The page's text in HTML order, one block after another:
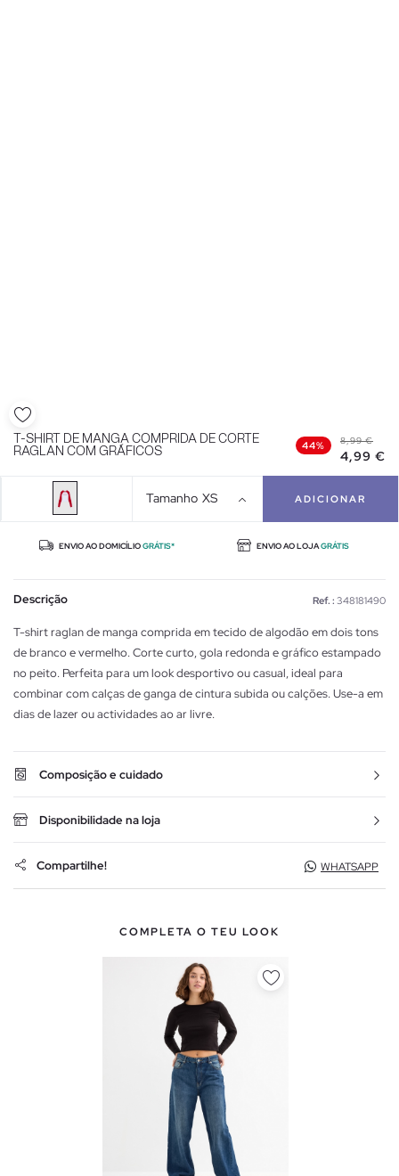
T-SHIRT DE MANGA COMPRIDA DE CORTE
RAGLAN COM GRÁFICOS
44% 8,99 €
4,99 €
Tamanho XS ADICIONAR
ENVIO AO DOMICÍLIOGRÁTIS* ENVIO AO LOJAGRÁTIS
Descrição Ref. : 348181490
T-shirt raglan de manga comprida em tecido de algodão em dois tons
de branco e vermelho. Corte curto, gola redonda e gráfico estampado
no peito. Perfeita para um look desportivo ou casual, ideal para
combinar com calças de ganga de cintura subida ou calções. Use-a em
dias de lazer ou actividades ao ar livre.
Composição e cuidado
Disponibilidade na loja
Compartilhe! WHATSAPP
COMPLETA O TEU LOOK